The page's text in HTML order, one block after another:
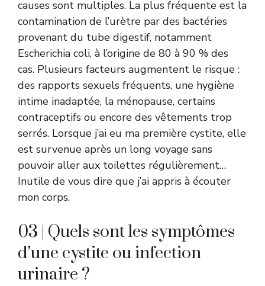
causes sont multiples. La plus fréquente est la
contamination de l’urètre par des bactéries
provenant du tube digestif, notamment
Escherichia coli, à l’origine de 80 à 90 % des
cas. Plusieurs facteurs augmentent le risque :
des rapports sexuels fréquents, une hygiène
intime inadaptée, la ménopause, certains
contraceptifs ou encore des vêtements trop
serrés. Lorsque j’ai eu ma première cystite, elle
est survenue après un long voyage sans
pouvoir aller aux toilettes régulièrement…
Inutile de vous dire que j’ai appris à écouter
mon corps.
03 | Quels sont les symptômes
d’une cystite ou infection
urinaire ?